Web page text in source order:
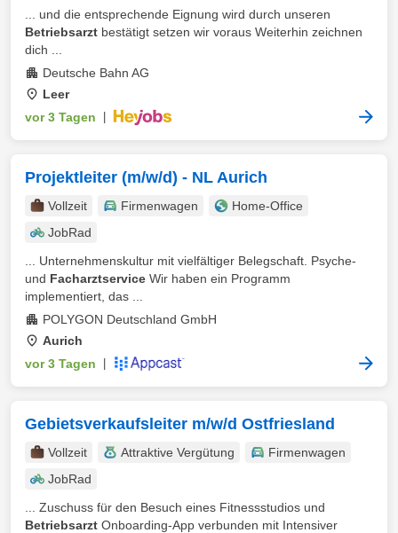
... und die entsprechende Eignung wird durch unseren
Betriebsarzt bestätigt setzen wir voraus Weiterhin zeichnen
dich ...
Deutsche Bahn AG
Leer
vor 3 Tagen
Projektleiter (m/w/d) - NL Aurich
Vollzeit Firmenwagen
Home-Office
JobRad
... Unternehmenskultur mit vielfältiger Belegschaft. Psyche-
und Facharztservice Wir haben ein Programm
implementiert, das ...
POLYGON Deutschland GmbH
Aurich
vor 3 Tagen
Gebietsverkaufsleiter m/w/d Ostfriesland
Vollzeit Attraktive Vergütung
Firmenwagen
JobRad
... Zuschuss für den Besuch eines Fitnessstudios und
Betriebsarzt Onboarding-App verbunden mit Intensiver